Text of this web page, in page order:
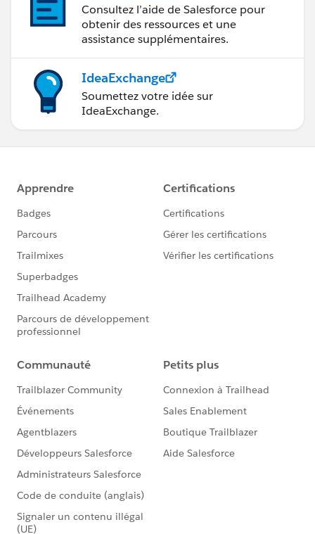
Consultez l’aide de Salesforce pour
obtenir des ressources et une
assistance supplémentaires.
IdeaExchange
Soumettez votre idée sur
IdeaExchange.